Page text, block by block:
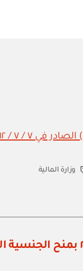
وزارة المالية